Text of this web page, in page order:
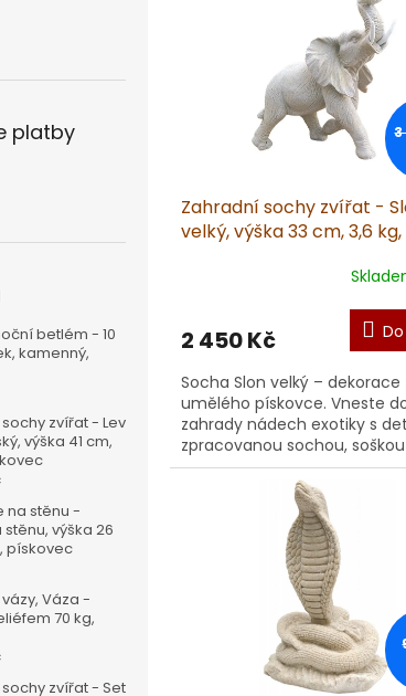
platby
betlém - 10
kamenný,
zvířat - Lev
výška 41 cm,
na stěnu -
výška 26
pískovec
Váza -
70 kg,
zvířat - Set
Zahradní sochy zvířat -
velký, výška 33 cm, 3,6 kg,
2 450 Kč
Socha Slon velký – dekorace
umělého pískovce. Vneste
zahrady nádech exotiky s
zpracovanou sochou,
Socha, soška, jako